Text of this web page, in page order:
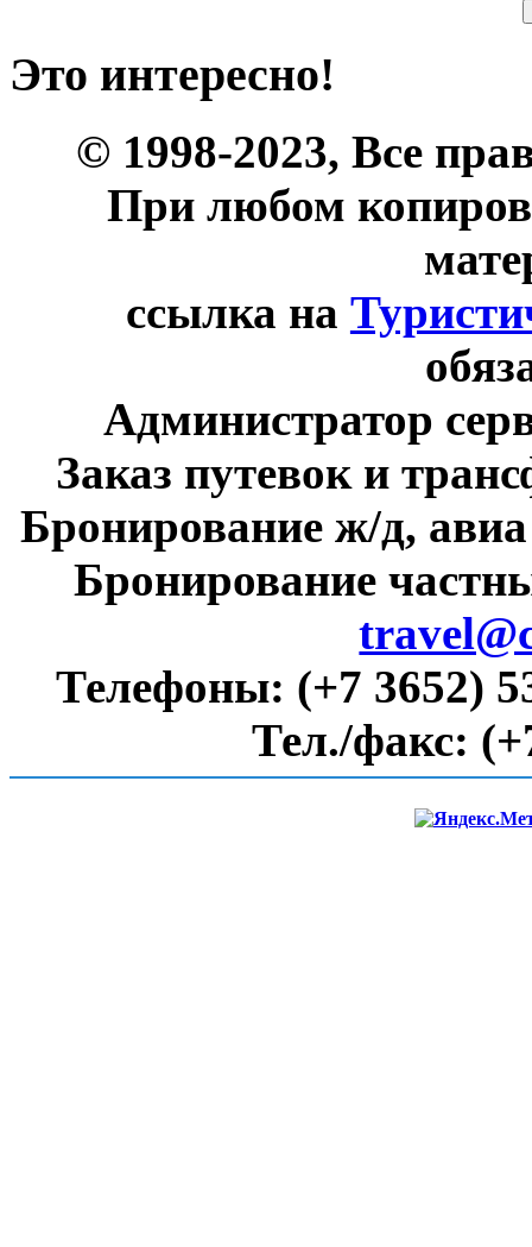
Это интересно!
© 1998-2023, Все
При любом
ссылка на
Администратор
Заказ путевок и
Бронирование ж/д,
Бронирование
Телефоны: (+7 3652)
Тел./факс: